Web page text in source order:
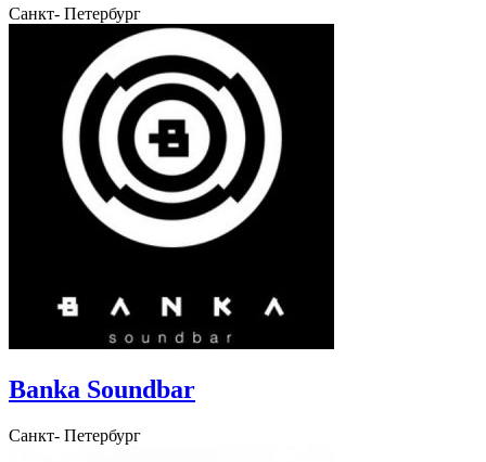
Санкт- Петербург
Banka Soundbar
Санкт- Петербург